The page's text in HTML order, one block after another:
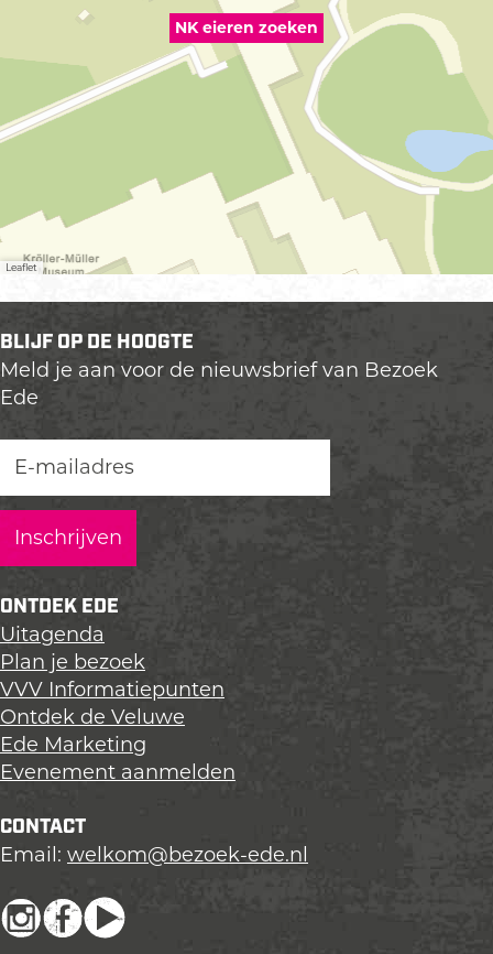
NK eieren zoeken
Leaflet
BLIJF OP DE HOOGTE
Meld je aan voor de nieuwsbrief van Bezoek
Ede
ONTDEK EDE
Uitagenda
Plan je bezoek
VVV Informatiepunten
Ontdek de Veluwe
Ede Marketing
Evenement aanmelden
CONTACT
Email: welkom@bezoek-ede.nl
I
F
Y